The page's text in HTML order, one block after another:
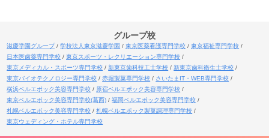
グループ校
滋慶学園グループ 学校法人東京滋慶学園 東京医薬看護専門学校
東京福祉専門学校
日本医歯薬専門学校
東京スポーツ・レクリエーション専門学校
東京メディカル・スポーツ専門学校
新東京歯科技工士学校
新東京歯科衛生士学校
東京バイオテクノロジー専門学校
赤堀製菓専門学校
さいたまIT・WEB専門学校
横浜ベルエポック美容専門学校
原宿ベルエポック美容専門学校
東京ベルエポック美容専門学校(葛西)
福岡ベルエポック美容専門学校
札幌ベルエポック美容専門学校
札幌ベルエポック製菓調理専門学校
東京ウェディング・ホテル専門学校